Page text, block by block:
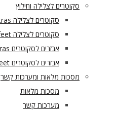
סקוטרים לצלילה וחילוץ
סקוטרים לצלילה DiveXtras
סקוטרים לצלילה Lefeet
אבזרים לסקוטרים DiveXtras
אבזרים לסקוטרים Lefeet
מסכות מלאות ומערכות קשר
מסכות מלאות
מערכות קשר